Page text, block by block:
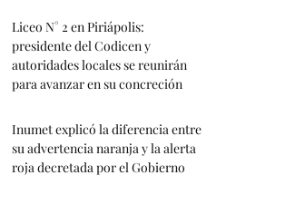
Liceo N° 2 en Piriápolis:
presidente del Codicen y
autoridades locales se reunirán
para avanzar en su concreción
Inumet explicó la diferencia entre
su advertencia naranja y la alerta
roja decretada por el Gobierno